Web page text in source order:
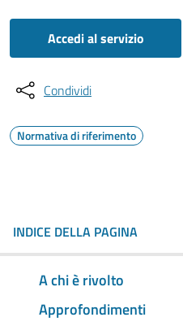
Accedi al servizio
Condividi
Normativa di riferimento
INDICE DELLA PAGINA
A chi è rivolto
Approfondimenti